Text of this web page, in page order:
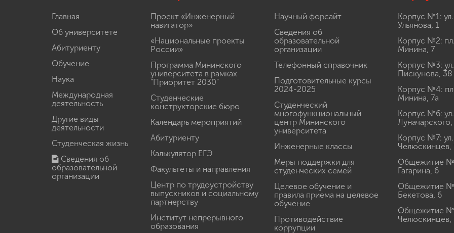
Главная
Об университете
Абитуриенту
Обучение
Наука
Международная
деятельность
Другие виды
деятельности
Студенческая жизнь
Сведения об
образовательной
организации
Проект «Инженерный
навигатор»
«Национальные проекты
России»
Программа Мининского
университета в рамках
"Приоритет 2030"
Студенческие
конструкторские бюро
Календарь мероприятий
Абитуриенту
Калькулятор ЕГЭ
Факультеты и направления
Центр по трудоустройству
выпускников и социальному
партнерству
Институт непрерывного
образования
Научный форсайт
Сведения об
образовательной
организации
Телефонный справочник
Подготовительные курсы
2024-2025
Студенческий
многофункциональный
центр Мининского
университета
Инженерные классы
Меры поддержки для
студенческих семей
Целевое обучение и
правила приема на целевое
обучение
Противодействие
коррупции
Корпус №1: ул.
Ульянова, 1
Корпус №2: пл.
Минина, 7
Корпус №3: ул.
Пискунова, 38
Корпус №4:
Минина, 7а
Корпус №6: ул.
Луначарского,
Корпус №7: ул.
Челюскинцев,
Общежитие №
Гагарина, 6
Общежитие №
Бекетова, 6
Общежитие №
Челюскинцев,